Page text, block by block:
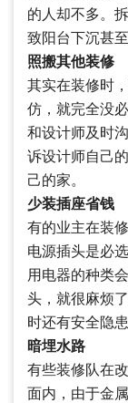
的人却不多。
致阳台下沉甚至
照搬其他装修
其实在装修时
仿，就完全没
和设计师及时
诉设计师自己
己的家。
少装插座省钱
有的业主在装
电源插头是必
用电器的种类
头，就很麻烦
时还有安全隐患
暗埋水路
有些装修队在
面内，由于金